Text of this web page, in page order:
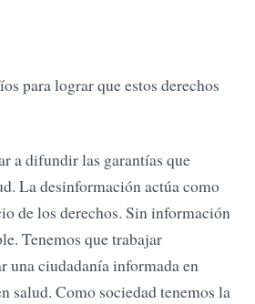
para lograr que estos derechos
a difundir las garantías que
La desinformación actúa como
de los derechos. Sin información
Tenemos que trabajar
una ciudadanía informada en
salud. Como sociedad tenemos la